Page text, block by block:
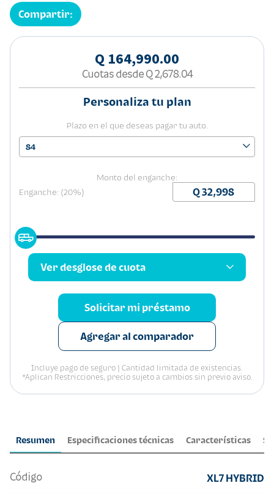
Resumen Especificaciones técnicas Características
Código XL7 HYBRID
Compartir:
Q 164,990.00
Cuotas desde Q 2,678.04
Personaliza tu plan
Plazo en el que deseas pagar tu auto.
84
Monto del enganche:
Enganche: (20%)
Ver desglose de cuota
Solicitar mi préstamo
Agregar al comparador
Incluye pago de seguro | Cantidad limitada de existencias.
*Aplican Restricciones, precio sujeto a cambios sin previo aviso.